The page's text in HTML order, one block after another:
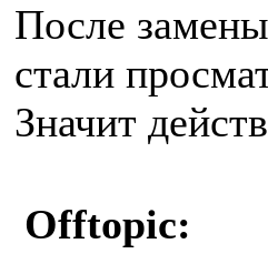
После
стали
Значит
Offtopic: